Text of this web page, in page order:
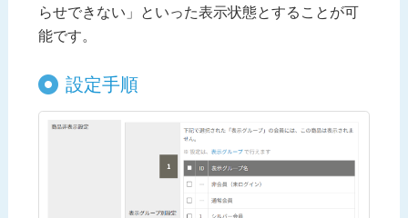
らせできない」といった表示状態とすることが可
能です。
設定手順